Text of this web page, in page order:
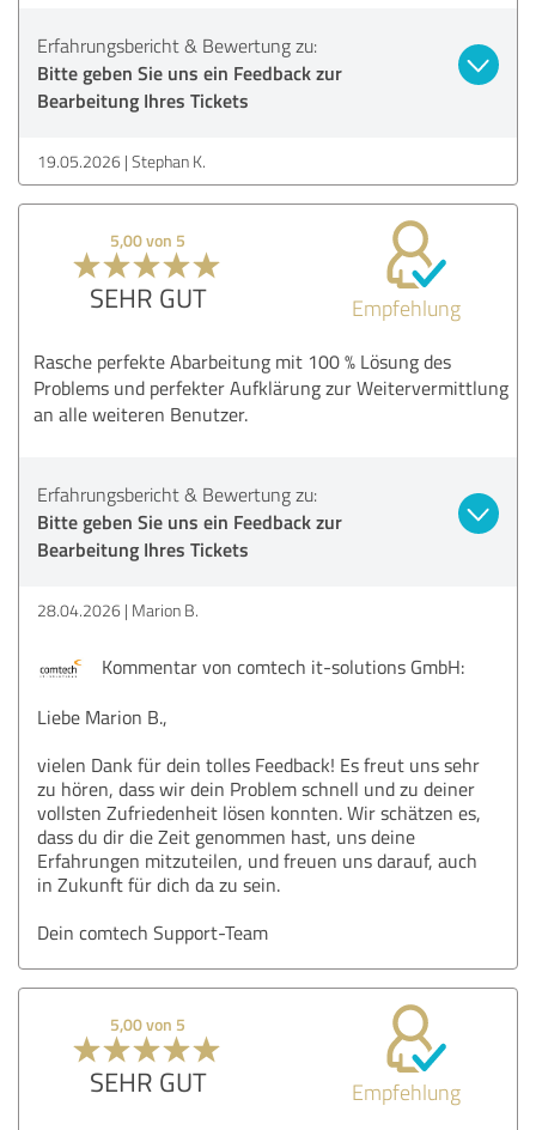
Erfahrungsbericht & Bewertung zu:
Bitte geben Sie uns ein Feedback zur
Bearbeitung Ihres Tickets
19.05.2026 Stephan K.
5,00 von 5
SEHR GUT Empfehlung
Rasche perfekte Abarbeitung mit 100 % Lösung des
Problems und perfekter Aufklärung zur Weitervermittlung
an alle weiteren Benutzer.
Erfahrungsbericht & Bewertung zu:
Bitte geben Sie uns ein Feedback zur
Bearbeitung Ihres Tickets
28.04.2026 Marion B.
Kommentar von comtech it-solutions GmbH:
Liebe Marion B.,
vielen Dank für dein tolles Feedback! Es freut uns sehr
zu hören, dass wir dein Problem schnell und zu deiner
vollsten Zufriedenheit lösen konnten. Wir schätzen es,
dass du dir die Zeit genommen hast, uns deine
Erfahrungen mitzuteilen, und freuen uns darauf, auch
in Zukunft für dich da zu sein.
Dein comtech Support-Team
5,00 von 5
SEHR GUT Empfehlung